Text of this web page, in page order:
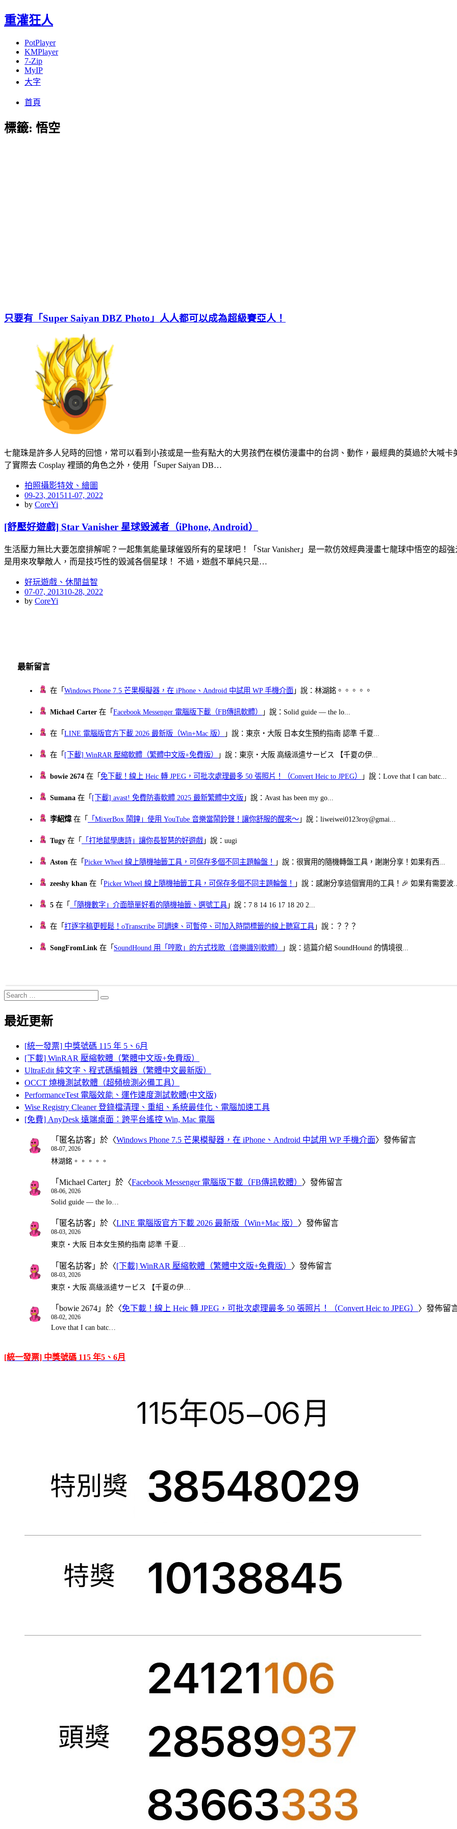
重灌狂人
PotPlayer
KMPlayer
7-Zip
MyIP
大字
首頁
標籤: 悟空
只要有「Super Saiyan DBZ Photo」人人都可以成為超級賽亞人！
七龍珠是許多人兒時的回憶，常可以看到小孩或是一些有點大的大男孩們在模仿漫畫中的台詞、動作，最經典的莫過於大喊
了實際去 Cosplay 裡頭的角色之外，使用「Super Saiyan DB…
拍照攝影特效、繪圖
Posted
on
09-23, 201511-07, 2022
by CoreYi
[舒壓好遊戲] Star Vanisher 星球毀滅者（iPhone, Android）
生活壓力無比大要怎麼排解呢？一起集氣能量球催毀所有的星球吧！「Star Vanisher」是一款仿效經典漫畫七龍球中悟空的超
是用來攻擊敵人，而是技巧性的毀滅各個星球！ 不過，遊戲不單純只是…
好玩遊戲、休閒益智
Posted
on
07-07, 201310-28, 2022
by CoreYi
最新留言
在「Windows Phone 7.5 芒果模擬器，在 iPhone、Android 中試用 WP 手機介面 」說：林湖銘。。。。。
Michael Carter 在「Facebook Messenger 電腦版下載（FB傳訊軟體） 」說：Solid guide — the lo...
在「LINE 電腦版官方下載 2026 最新版（Win+Mac 版） 」說：東京・大阪 日本女生預約指南 認準 千夏...
在「 [下載] WinRAR 壓縮軟體（繁體中文版+免費版） 」說：東京・大阪 高級派遣サービス 【千夏の伊...
bowie 2674 在「免下載！線上 Heic 轉 JPEG，可批次處理最多 50 張照片！（Convert Heic to JPEG） 」說：Love that I can batc...
Sumana 在「 [下載] avast! 免費防毒軟體 2025 最新繁體中文版 」說：Avast has been my go...
李紹煒在「 「MixerBox 鬧鐘」使用 YouTube 音樂當鬧鈴聲！讓你舒服的醒來～ 」說：liweiwei0123roy@gmai...
Tugy 在「 「打地鼠學唐詩」讓你長智慧的好遊戲 」說：uugi
Aston 在「Picker Wheel 線上隨機抽籤工具，可保存多個不同主題輪盤！ 」說：很實用的隨機轉盤工具，謝謝分享！如果有西...
zeeshy khan 在「Picker Wheel 線上隨機抽籤工具，可保存多個不同主題輪盤！ 」說：感謝分享這個實用的工具！🎉 如果有需要波
5 在「 「隨機數字」介面簡單好看的隨機抽籤、選號工具 」說：7 8 14 16 17 18 20 2...
在「打逐字稿更輕鬆！oTranscribe 可調速、可暫停、可加入時間標籤的線上聽寫工具 」說：？？？
SongFromLink 在「 SoundHound 用「哼歌」的方式找歌（音樂識別軟體） 」說：這篇介紹 SoundHound 的情境很...
Search
for:
Search
最近更新
[統一發票] 中獎號碼 115 年 5、6月
[下載] WinRAR 壓縮軟體（繁體中文版+免費版）
UltraEdit 純文字、程式碼編輯器（繁體中文最新版）
OCCT 燒機測試軟體（超頻檢測必備工具）
PerformanceTest 電腦效能、運作速度測試軟體(中文版)
Wise Registry Cleaner 登錄檔清理、重組、系統最佳化、電腦加速工具
[免費] AnyDesk 遠端桌面：跨平台遙控 Win, Mac 電腦
「 匿名訪客 」於〈Windows Phone 7.5 芒果模擬器，在 iPhone、Android 中試用 WP 手機介面〉發佈留言
08-07, 2026
林湖銘。。。。。
「 Michael Carter」於〈Facebook Messenger 電腦版下載（FB傳訊軟體） 〉發佈留言
08-06, 2026
Solid guide — the lo…
「 匿名訪客 」於〈LINE 電腦版官方下載 2026 最新版（Win+Mac 版） 〉發佈留言
08-03, 2026
東京・大阪 日本女生預約指南 認準 千夏…
「 匿名訪客 」於〈[下載] WinRAR 壓縮軟體（繁體中文版+免費版） 〉發佈留言
08-03, 2026
東京・大阪 高級派遣サービス 【千夏の伊…
「 bowie 2674 」於〈免下載！線上 Heic 轉 JPEG，可批次處理最多 50 張照片！（Convert Heic to JPEG） 〉發佈留
08-02, 2026
Love that I can batc…
[統一發票] 中獎號碼 115 年5、6月